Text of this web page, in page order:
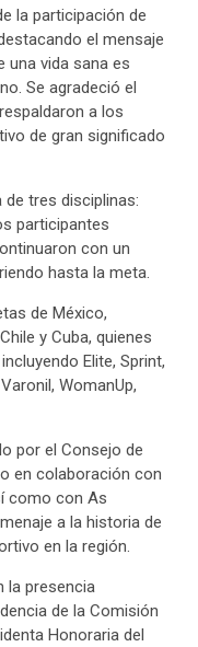
la participación de
el mensaje
una vida sana es
Se agradeció el
a los
de gran significado
tres disciplinas:
participantes
con un
hasta la meta.
de México,
y Cuba, quienes
Elite, Sprint,
WomanUp,
por el Consejo de
en colaboración con
como con As
a la historia de
en la región.
la presencia
de la Comisión
Honoraria del